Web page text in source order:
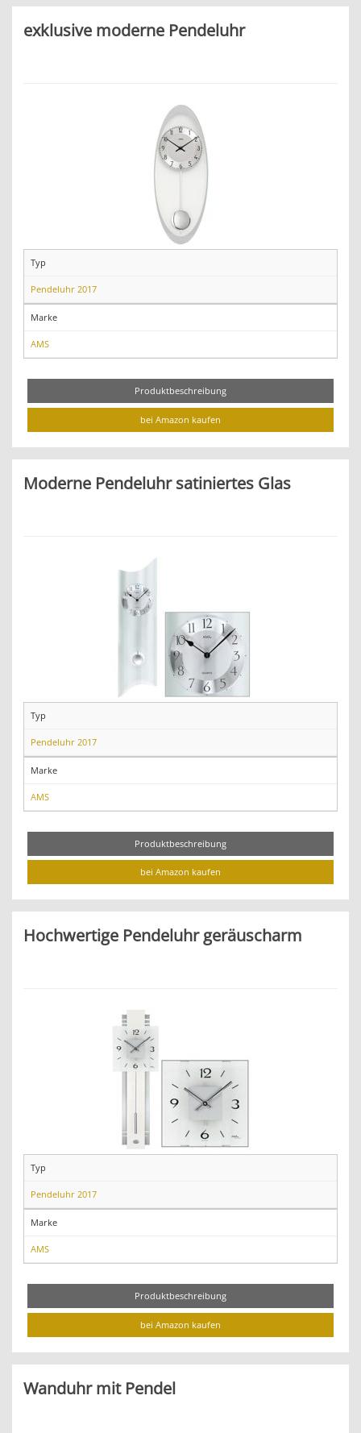
exklusive moderne Pendeluhr
Typ
Pendeluhr 2017
Marke
AMS
Produktbeschreibung
bei Amazon kaufen
Moderne Pendeluhr satiniertes Glas
Typ
Pendeluhr 2017
Marke
AMS
Produktbeschreibung
bei Amazon kaufen
Hochwertige Pendeluhr geräuscharm
Typ
Pendeluhr 2017
Marke
AMS
Produktbeschreibung
bei Amazon kaufen
Wanduhr mit Pendel